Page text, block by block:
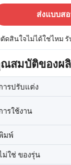
ส่งแบบส
ตัดสินใจไม่ได้ใช่ไหม รั
สมบัติของผ
ารปรับแต่ง
ารใช้งาน
มพ์
ม่ใช่ ของรุ่น